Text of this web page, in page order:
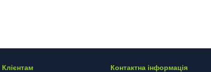
Клієнтам Контактна інформація